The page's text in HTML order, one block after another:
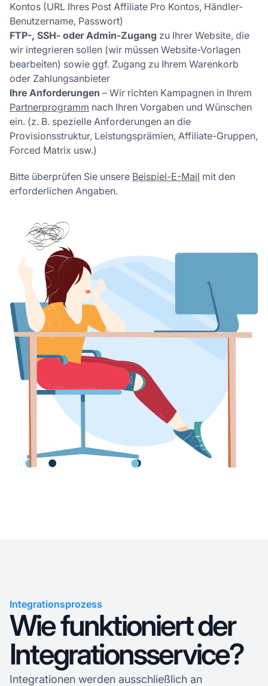
Kontos (URL Ihres Post Affiliate Pro Kontos, Händler-
Benutzername, Passwort)
FTP-, SSH- oder Admin-Zugang zu Ihrer Website, die
wir integrieren sollen (wir müssen Website-Vorlagen
bearbeiten) sowie ggf. Zugang zu Ihrem Warenkorb
oder Zahlungsanbieter
Ihre Anforderungen – Wir richten Kampagnen in Ihrem
Partnerprogramm nach Ihren Vorgaben und Wünschen
ein. (z. B. spezielle Anforderungen an die
Provisionsstruktur, Leistungsprämien, Affiliate-Gruppen,
Forced Matrix usw.)
Bitte überprüfen Sie unsere Beispiel-E-Mail mit den
erforderlichen Angaben.
Integrationsprozess
Wie funktioniert der
Integrationsservice?
Integrationen werden ausschließlich an